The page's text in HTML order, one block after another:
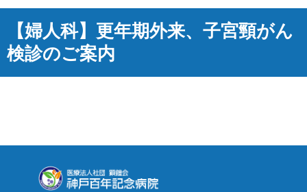
【婦人科】更年期外来、子宮頸がん
検診のご案内